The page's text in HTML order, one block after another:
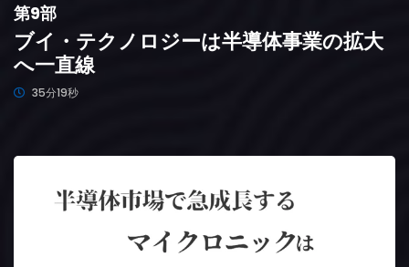
第9部
ブイ・テクノロジーは半導体事業の拡大
へ一直線
35分19秒